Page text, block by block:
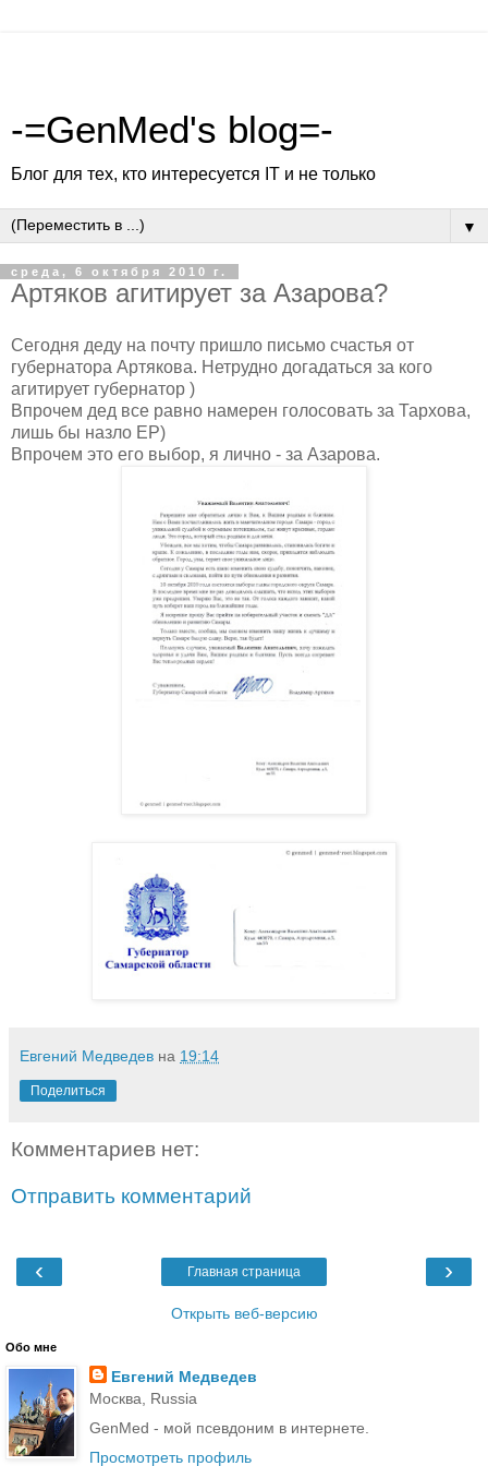
-=GenMed's blog=-
Блог для тех, кто интересуется IT и не только
▼
среда, 6 октября 2010 г.
Артяков агитирует за Азарова?
Сегодня деду на почту пришло письмо счастья от
губернатора Артякова. Нетрудно догадаться за кого
агитирует губернатор )
Впрочем дед все равно намерен голосовать за Тархова,
лишь бы назло ЕР)
Впрочем это его выбор, я лично - за Азарова.
Евгений Медведев на 19:14
Поделиться
Комментариев нет:
Отправить комментарий
‹ ›
Главная страница
Открыть веб-версию
Обо мне
Евгений Медведев
Москва, Russia
GenMed - мой псевдоним в интернете.
Просмотреть профиль